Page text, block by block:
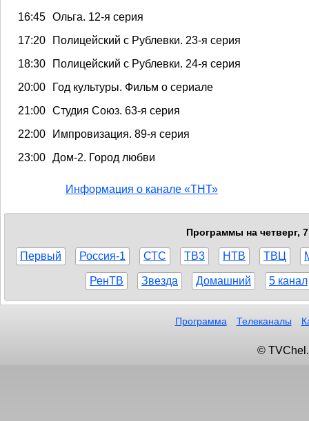
16:45 Ольга. 12-я серия
17:20
Полицейский с Рублевки. 23-я серия
18:30
Полицейский с Рублевки. 24-я серия
20:00
Год культуры. Фильм о сериале
21:00 Студия Союз. 63-я серия
22:00
Импровизация. 89-я серия
23:00 Дом-2. Город любви
Информация о канале «ТНТ»
Программы на четверг,
Первый Россия-1 СТС ТВ3 НТВ ТВЦ
РенТВ Звезда Домашний 5 канал
Программа Телеканалы
©